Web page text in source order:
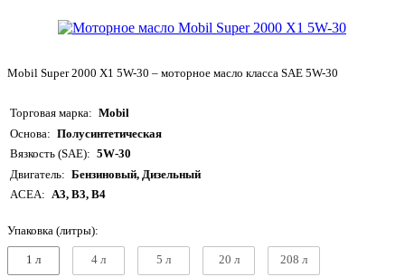
Mobil Super 2000 X1 5W-30 – моторное масло класса SAE 5W-30
Торговая марка
Mobil
Основа
Полусинтетическая
Вязкость (SAE)
5W-30
Двигатель
Бензиновый, Дизельный
ACEA
A3, B3, B4
Упаковка (литры):
1 л 4 л 5 л 20 л 208 л